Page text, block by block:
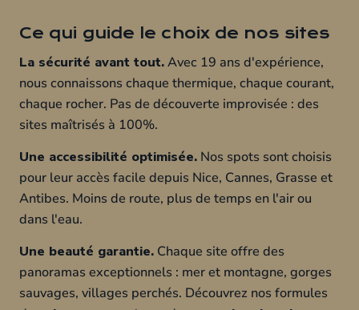
Ce qui guide le choix de nos sites
La sécurité avant tout.Avec 19 ans d'expérience,
nous connaissons chaque thermique, chaque courant,
chaque rocher. Pas de découverte improvisée : des
sites maîtrisés à 100%.
Une accessibilité optimisée. Nos spots sont choisis
pour leur accès facile depuis Nice, Cannes, Grasse et
Antibes. Moins de route, plus de temps en l'air ou
dans l'eau.
Une beauté garantie. Chaque site offre des
panoramas exceptionnels : mer et montagne, gorges
sauvages, villages perchés. Découvrez nos formules